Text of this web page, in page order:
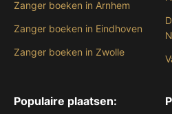
Zanger boeken in Arnhem
Zanger boeken in Eindhoven
Zanger boeken in Zwolle
Populaire plaatsen: